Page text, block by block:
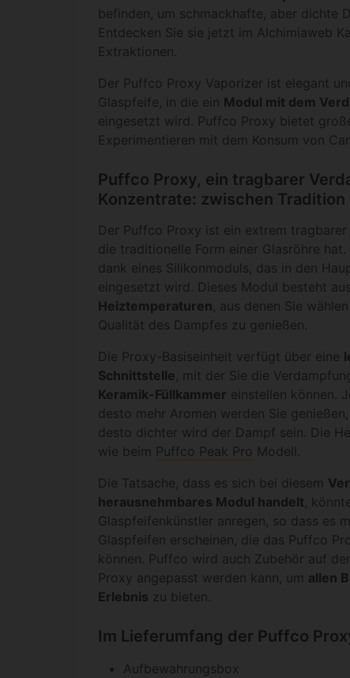
befinden, um schmackhafte, aber dichte
Entdecken Sie sie jetzt im Alchimiaweb
Extraktionen.
Der Puffco Proxy Vaporizer ist elegant
Glaspfeife, in die ein Modul mit dem
eingesetzt wird. Puffco Proxy bietet
Experimentieren mit dem Konsum von
Puffco Proxy, ein tragbarer
Konzentrate: zwischen
Der Puffco Proxy ist ein extrem tragbarer
die traditionelle Form einer Glasröhre
dank eines Silikonmoduls, das in den
eingesetzt wird. Dieses Modul besteht
Heiztemperaturen , aus denen Sie
Qualität des Dampfes zu genießen.
Die Proxy-Basiseinheit verfügt über eine
Schnittstelle , mit der Sie die
Keramik-Füllkammer einstellen können.
desto mehr Aromen werden Sie genießen,
desto dichter wird der Dampf sein. Die
wie beim Puffco Peak Pro Modell.
Die Tatsache, dass es sich bei diesem
herausnehmbares Modul handelt ,
Glaspfeifenkünstler anregen, so dass es
Glaspfeifen erscheinen, die das Puffco
können. Puffco wird auch Zubehör auf
Proxy angepasst werden kann, um allen
Erlebnis zu bieten.
Im Lieferumfang der Puffco
Aufbewahrungsbox